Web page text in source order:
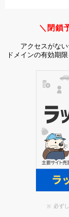
＼閉鎖
アクセスがな
ドメインの有効期
必ず